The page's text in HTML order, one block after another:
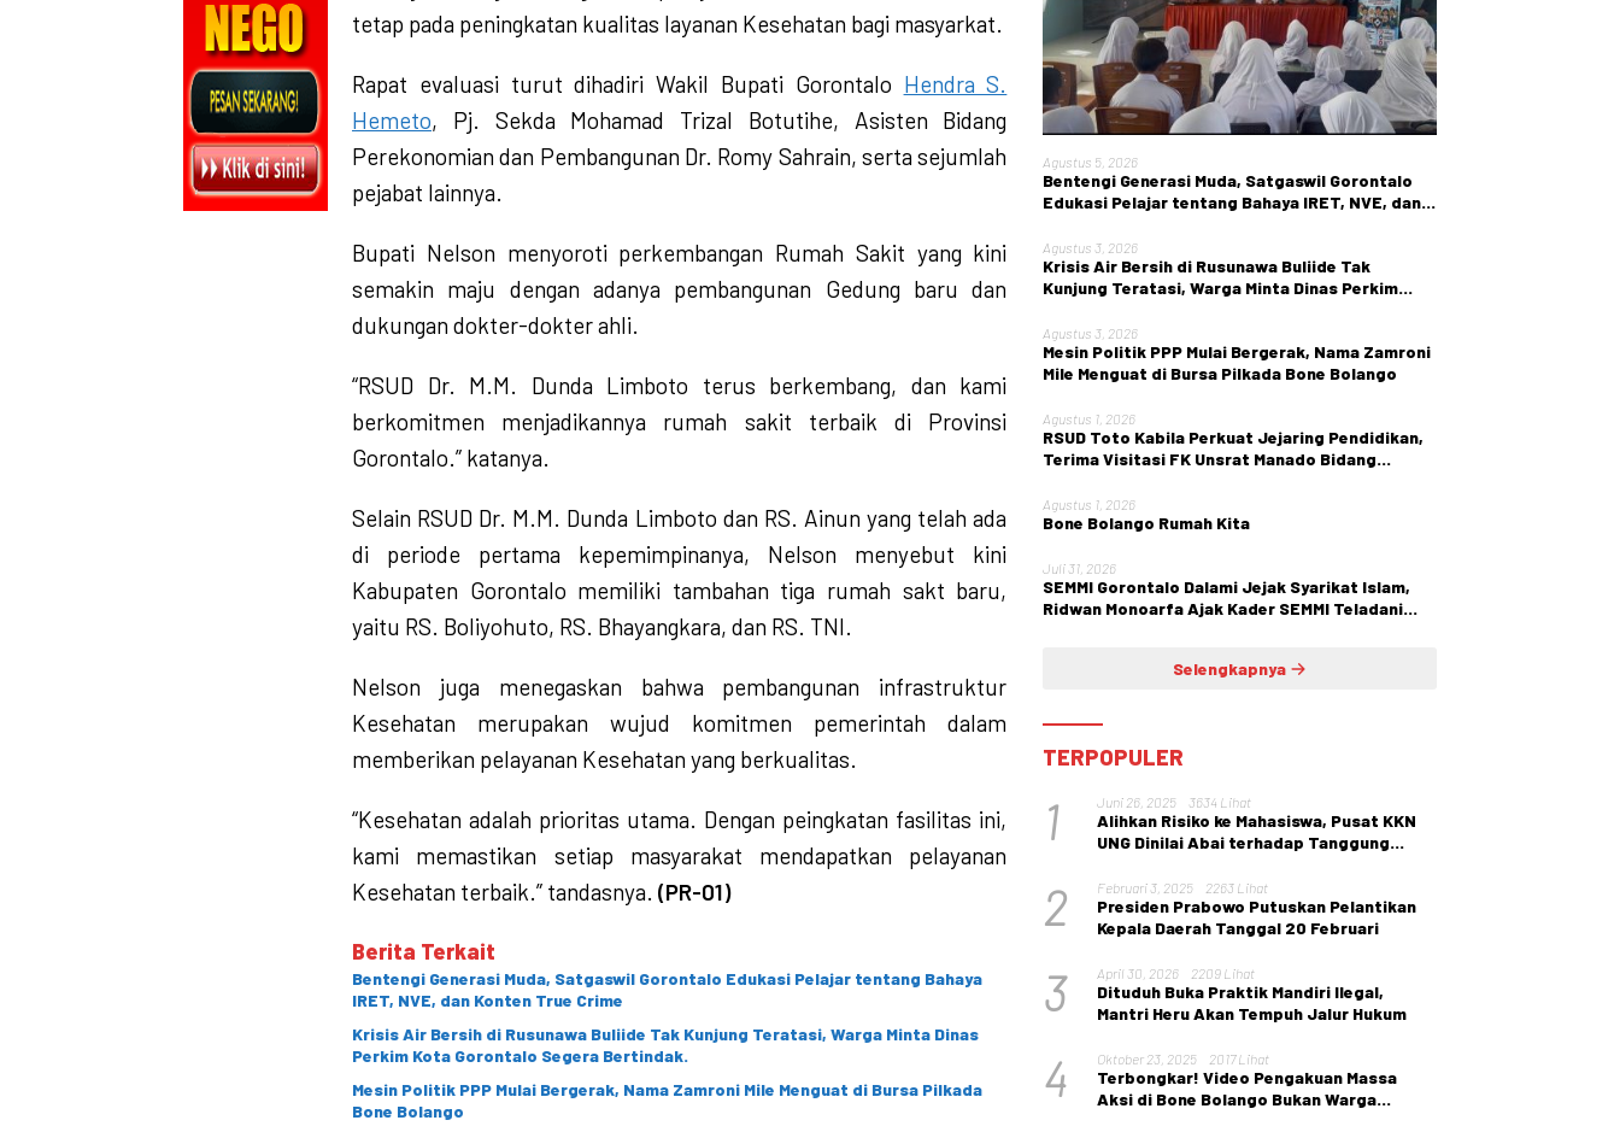
tetap pada peningkatan kualitas layanan Kesehatan bagi masyarkat.
Rapat evaluasi turut dihadiri Wakil Bupati Gorontalo Hendra S.
Hemeto, Pj. Sekda Mohamad Trizal Botutihe, Asisten Bidang
Perekonomian dan Pembangunan Dr. Romy Sahrain, serta sejumlah
pejabat lainnya.
Bupati Nelson menyoroti perkembangan Rumah Sakit yang kini
semakin maju dengan adanya pembangunan Gedung baru dan
dukungan dokter-dokter ahli.
“RSUD Dr. M.M. Dunda Limboto terus berkembang, dan kami
berkomitmen menjadikannya rumah sakit terbaik di Provinsi
Gorontalo.” katanya.
Selain RSUD Dr. M.M. Dunda Limboto dan RS. Ainun yang telah ada
di periode pertama kepemimpinanya, Nelson menyebut kini
Kabupaten Gorontalo memiliki tambahan tiga rumah sakt baru,
yaitu RS. Boliyohuto, RS. Bhayangkara, dan RS. TNI.
Nelson juga menegaskan bahwa pembangunan infrastruktur
Kesehatan merupakan wujud komitmen pemerintah dalam
memberikan pelayanan Kesehatan yang berkualitas.
“Kesehatan adalah prioritas utama. Dengan peingkatan fasilitas ini,
kami memastikan setiap masyarakat mendapatkan pelayanan
Kesehatan terbaik.” tandasnya. (PR-01)
Berita Terkait
Bentengi Generasi Muda, Satgaswil Gorontalo Edukasi Pelajar tentang Bahaya
IRET, NVE, dan Konten True Crime
Krisis Air Bersih di Rusunawa Buliide Tak Kunjung Teratasi, Warga Minta Dinas
Perkim Kota Gorontalo Segera Bertindak.
Mesin Politik PPP Mulai Bergerak, Nama Zamroni Mile Menguat di Bursa Pilkada
Bone Bolango
Agustus 5, 2026
Bentengi Generasi Muda, Satgaswil Gorontalo
Edukasi Pelajar tentang Bahaya IRET, NVE, dan
Agustus 3, 2026
Krisis Air Bersih di Rusunawa Buliide Tak
Kunjung Teratasi, Warga Minta Dinas Perkim
Agustus 3, 2026
Mesin Politik PPP Mulai Bergerak, Nama Zamroni
Mile Menguat di Bursa Pilkada Bone Bolango
Agustus 1, 2026
RSUD Toto Kabila Perkuat Jejaring Pendidikan,
Terima Visitasi FK Unsrat Manado Bidang
Agustus 1, 2026
Bone Bolango Rumah Kita
Juli 31, 2026
SEMMI Gorontalo Dalami Jejak Syarikat Islam,
Ridwan Monoarfa Ajak Kader SEMMI Teladani
Selengkapnya
TERPOPULER
1 Juni 26, 2025 3634 Lihat
Alihkan Risiko ke Mahasiswa, Pusat KKN
UNG Dinilai Abai terhadap Tanggung
2 Februari 3, 2025 2263 Lihat
Presiden Prabowo Putuskan Pelantikan
Kepala Daerah Tanggal 20 Februari
3 April 30, 2026 2209 Lihat
Dituduh Buka Praktik Mandiri Ilegal,
Mantri Heru Akan Tempuh Jalur Hukum
4 Oktober 23, 2025 2017 Lihat
Terbongkar! Video Pengakuan Massa
Aksi di Bone Bolango Bukan Warga